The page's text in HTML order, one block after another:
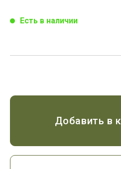
Есть в наличии
Добавить в